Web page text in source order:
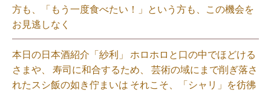
方も、「もう一度食べたい！」という方も、この機会を
お見逃しなく⁡
本日の日本酒紹介「紗利」 ホロホロと口の中でほどける
さまや、 寿司に和合するため、 芸術の域にまで削ぎ落さ
れたスシ飯の如き佇まいは それこそ、「シャリ」を彷彿